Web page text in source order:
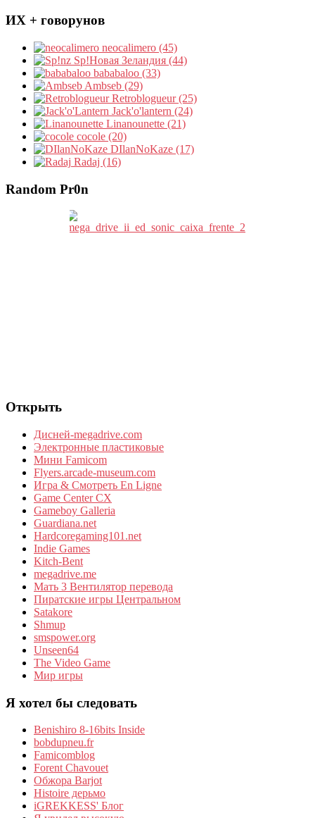
ИХ + говорунов
neocalimero (45)
Sp!Новая Зеландия (44)
bababaloo (33)
Ambseb (29)
Retroblogueur (25)
Jack'o'lantern (24)
Linanounette (21)
cocole (20)
DIlanNoKaze (17)
Radaj (16)
Random Pr0n
Открыть
Дисней-megadrive.com
Электронные пластиковые
Мини Famicom
Flyers.arcade-museum.com
Игра & Смотреть En Ligne
Game Center CX
Gameboy Galleria
Guardiana.net
Hardcoregaming101.net
Indie Games
Kitch-Bent
megadrive.me
Мать 3 Вентилятор перевода
Пиратские игры Центральном
Satakore
Shmup
smspower.org
Unseen64
The Video Game
Мир игры
Я хотел бы следовать
Benishiro 8-16bits Inside
bobdupneu.fr
Famicomblog
Forent Chavouet
Обжора Barjot
Histoire дерьмо
iGREKKESS' Блог